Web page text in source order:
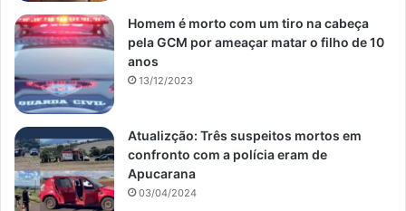
Homem é morto com um tiro na cabeça
pela GCM por ameaçar matar o filho de 10
anos
13/12/2023
Atualizção: Três suspeitos mortos em
confronto com a polícia eram de
Apucarana
03/04/2024